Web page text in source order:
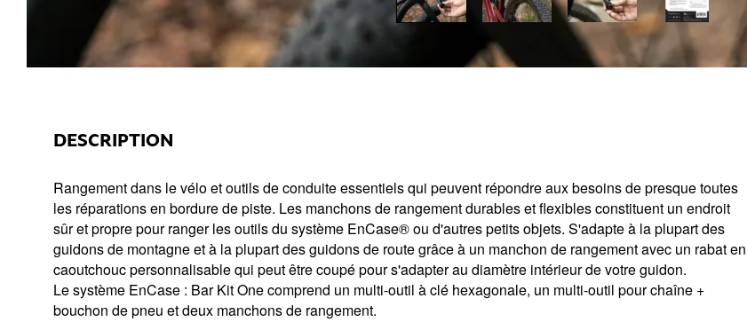
DESCRIPTION
Rangement dans le vélo et outils de conduite essentiels qui peuvent répondre aux besoins de presque toutes
les réparations en bordure de piste. Les manchons de rangement durables et flexibles constituent un endroit
sûr et propre pour ranger les outils du système EnCase® ou d'autres petits objets. S'adapte à la plupart des
guidons de montagne et à la plupart des guidons de route grâce à un manchon de rangement avec un rabat en
caoutchouc personnalisable qui peut être coupé pour s'adapter au diamètre intérieur de votre guidon.
Le système EnCase : Bar Kit One comprend un multi-outil à clé hexagonale, un multi-outil pour chaîne +
bouchon de pneu et deux manchons de rangement.